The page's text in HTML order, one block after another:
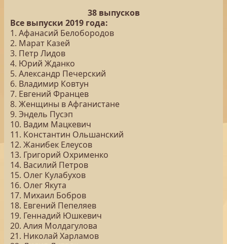
38 выпусков
Все выпуски 2019 года:
1. Афанасий Белобородов
2. Марат Казей
3. Петр Лидов
4. Юрий Жданко
5. Александр Печерский
6. Владимир Ковтун
7. Евгений Францев
8. Женщины в Афганистане
9. Эндель Пусэп
10. Вадим Мацкевич
11. Константин Ольшанский
12. Жанибек Елеусов
13. Григорий Охрименко
14. Василий Петров
15. Олег Кулабухов
16. Олег Якута
17. Михаил Бобров
18. Евгений Пепеляев
19. Геннадий Юшкевич
20. Алия Молдагулова
21. Николай Харламов